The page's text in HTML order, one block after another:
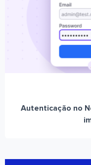
Autenticação no